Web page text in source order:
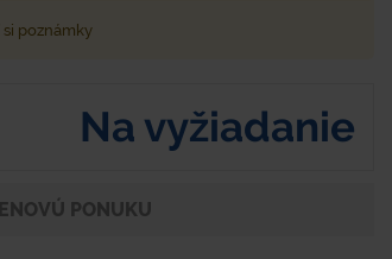
poznámky
Na vyžiadanie
PONUKU